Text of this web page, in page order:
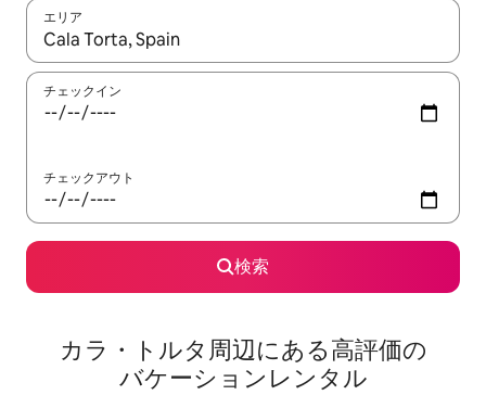
エリア
検索結果が表示されたら、上下の矢印キーを使って移動するか
チェックイン
チェックアウト
検索
カラ・トルタ⁠周⁠辺⁠に⁠あ⁠る高⁠評⁠価⁠の
バ⁠ケ⁠ー⁠シ⁠ョ⁠ン⁠レ⁠ン⁠タ⁠ル